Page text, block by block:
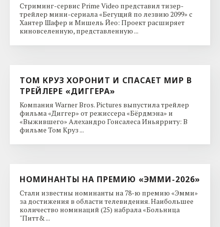
Стриминг-сервис Prime Video представил тизер-
трейлер мини-сериала «Бегущий по лезвию 2099» с
Хантер Шафер и Мишель Йео: Проект расширяет
киновселенную, представленную ...
ТОМ КРУЗ ХОРОНИТ И СПАСАЕТ МИР В
ТРЕЙЛЕРЕ «ДИГГЕРА»
Компания Warner Bros. Pictures выпустила трейлер
фильма «Диггер» от режиссера «Бёрдмэна» и
«Выжившего» Алехандро Гонсалеса Иньярриту: В
фильме Том Круз ...
НОМИНАНТЫ НА ПРЕМИЮ «ЭММИ-2026»
Стали известны номинанты на 78-ю премию «Эмми»
за достижения в области телевидения. Наибольшее
количество номинаций (25) набрала «Больница
"Питт& ...